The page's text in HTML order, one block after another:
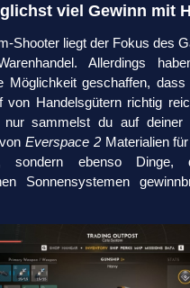
viel Gewinn mit
Shooter liegt der Fokus des
Allerdings
Möglichkeit geschaffen,
von Handelsgütern richtig
nur sammelst du auf deiner
Everspace 2Materialien
sondern ebenso
Sonnensystemen